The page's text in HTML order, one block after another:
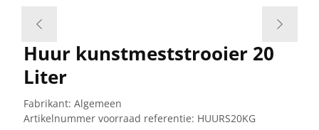
Huur kunstmeststrooier 20
Liter
Fabrikant: Algemeen
Artikelnummer voorraad referentie: HUURS20KG